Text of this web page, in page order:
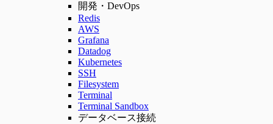
開発・DevOps
Redis
AWS
Grafana
Datadog
Kubernetes
SSH
Filesystem
Terminal
Terminal Sandbox
データベース接続